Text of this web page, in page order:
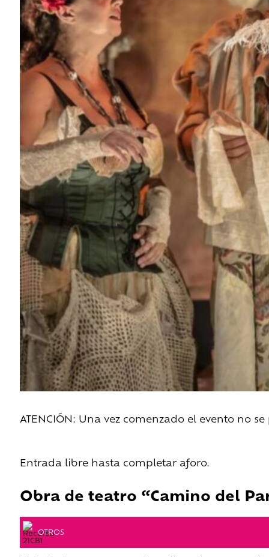
ATENCIÓN: Una vez comenzado el evento no
Entrada libre hasta completar aforo.
Obra de teatro “Camino del
OTROS